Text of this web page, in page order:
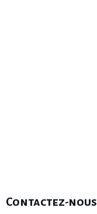
Contactez-nous